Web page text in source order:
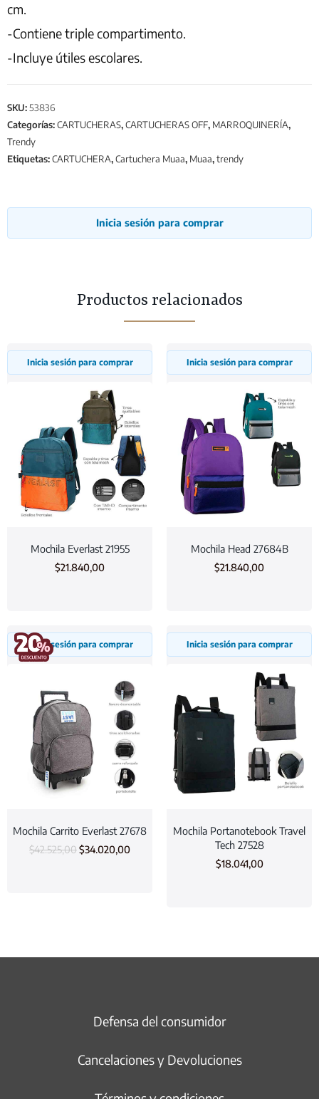
cm.
-Contiene triple compartimento.
-Incluye útiles escolares.
SKU:53836
Categorías:CARTUCHERAS,CARTUCHERAS OFF, MARROQUINERÍA,
Trendy
Etiquetas:CARTUCHERA,Cartuchera Muaa, Muaa,trendy
Inicia sesión para comprar
Productos relacionados
Inicia sesión para comprar
Mochila Everlast 21955
$21.840,00
Inicia sesión para comprar
Mochila Head 27684B
$21.840,00
Inicia sesión para comprar
Mochila Carrito Everlast 27678
$42.525,00$34.020,00
Inicia sesión para comprar
Mochila Portanotebook Travel
Tech 27528
$18.041,00
Defensa del consumidor
Cancelaciones y Devoluciones